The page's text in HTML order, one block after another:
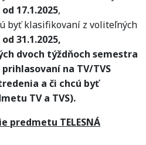
od 17.1.2025,
byť klasifikovaní z voliteľných
od 31.1.2025,
dvoch týždňoch semestra
na TV/TVS
a či chcú byť
TV a TVS).
predmetu TELESNÁ